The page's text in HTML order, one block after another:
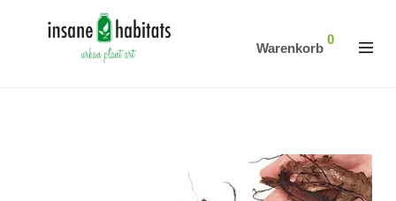
Warenkorb
0